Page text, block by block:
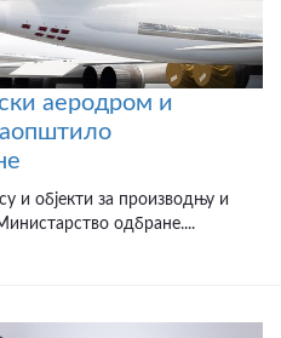
аеродром и
и објекти за производњу и
одбране....